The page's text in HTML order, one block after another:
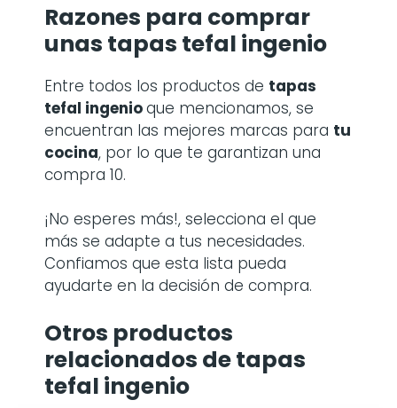
Razones para comprar
unas tapas tefal ingenio
Entre todos los productos de tapas
tefal ingenioque mencionamos, se
encuentran las mejores marcas para tu
cocina, por lo que te garantizan una
compra 10.
¡No esperes más!, selecciona el que
más se adapte a tus necesidades.
Confiamos que esta lista pueda
ayudarte en la decisión de compra.
Otros productos
relacionados de tapas
tefal ingenio